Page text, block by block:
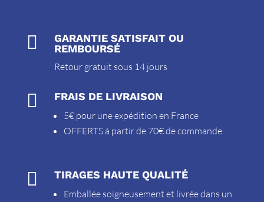

GARANTIE SATISFAIT OU
REMBOURSÉ
Retour gratuit sous 14 jours
 FRAIS DE LIVRAISON
5€ pour une expédition en France
OFFERTS à partir de 70€ de commande
 TIRAGES HAUTE QUALITÉ
Emballée soigneusement et livrée dans un